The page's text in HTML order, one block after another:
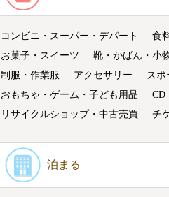
コンビニ・スーパー・デパート 食
お菓子・スイーツ
靴・かばん・小
制服・作業服
アクセサリー スポ
おもちゃ・ゲーム・子ども用品
CD
リサイクルショップ・中古売買
チ
泊まる